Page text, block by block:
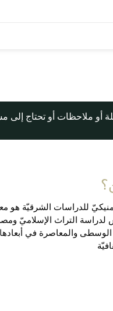
أو ملاحظات أو تحتاج
للدراسات الشرقيّة هو
التراث الإسلاميّ
والمعاصرة في أبعادها